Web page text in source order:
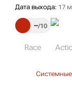
Дата выхода: 17
– 10
Race
Системные